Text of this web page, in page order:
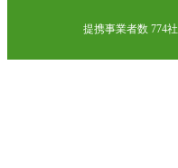
提携事業者数 774社